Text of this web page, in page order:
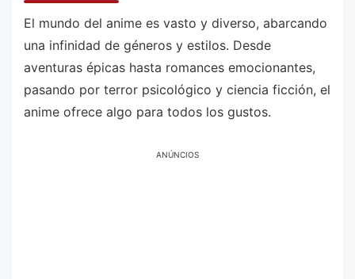
El mundo del anime es vasto y diverso, abarcando
una infinidad de géneros y estilos. Desde
aventuras épicas hasta romances emocionantes,
pasando por terror psicológico y ciencia ficción, el
anime ofrece algo para todos los gustos.
ANÚNCIOS